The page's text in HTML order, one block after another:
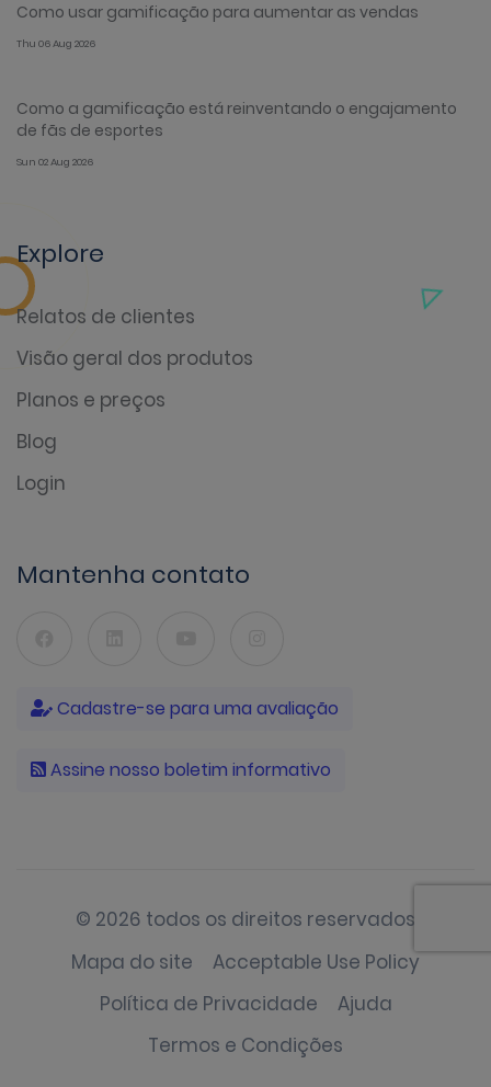
Como usar gamificação para aumentar as vendas
Thu 06 Aug 2026
Como a gamificação está reinventando o engajamento
de fãs de esportes
Sun 02 Aug 2026
Explore
Relatos de clientes
Visão geral dos produtos
Planos e preços
Blog
Login
Mantenha contato
Cadastre-se para uma avaliação
Assine nosso boletim informativo
© 2026 todos os direitos reservados
Mapa do site
Acceptable Use Policy
Política de Privacidade
Ajuda
Termos e Condições